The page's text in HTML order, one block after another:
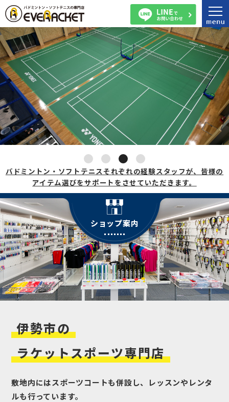
バドミントン・ソフトテニスそれぞれの経験スタッフが、皆様の
アイテム選びをサポートをさせていただきます。
伊勢市の
ラケットスポーツ専門店
敷地内にはスポーツコートも併設し、レッスンやレンタ
ルも行っています。
ショップ案内